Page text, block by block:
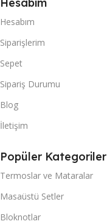
Hesabım
Hesabım
Siparişlerim
Sepet
Sipariş Durumu
Blog
İletişim
Popüler Kategoriler
Termoslar ve Mataralar
Masaüstü Setler
Bloknotlar